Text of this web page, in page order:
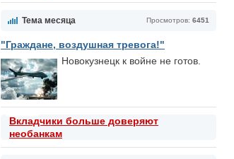
Просмотров: 6451
Тема месяца
"Граждане, воздушная тревога!"
Новокузнецк к войне не готов.
Вкладчики больше доверяют
необанкам